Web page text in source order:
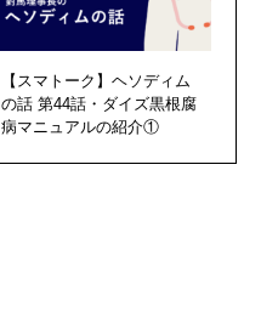
【スマトーク】ヘソディム
の話 第44話・ダイズ黒根腐
病マニュアルの紹介①